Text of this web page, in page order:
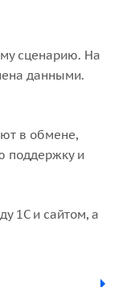
сценарию. На
данными.
в обмене,
поддержку и
1С и сайтом, а